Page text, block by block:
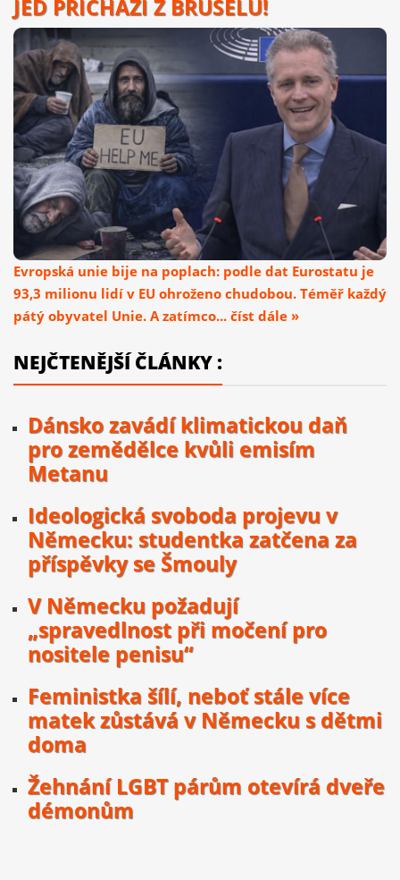
JED PŘICHÁZÍ Z BRUSELU!
Evropská unie bije na poplach: podle dat Eurostatu je
93,3 milionu lidí v EU ohroženo chudobou. Téměř každý
pátý obyvatel Unie. A zatímco... číst dále »
NEJČTENĚJŠÍ ČLÁNKY :
Dánsko zavádí klimatickou daň
pro zemědělce kvůli emisím
Metanu
Ideologická svoboda projevu v
Německu: studentka zatčena za
příspěvky se Šmouly
V Německu požadují
„spravedlnost při močení pro
nositele penisu“
Feministka šílí, neboť stále více
matek zůstává v Německu s dětmi
doma
Žehnání LGBT párům otevírá dveře
démonům